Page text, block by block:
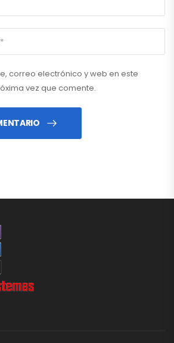
correo electrónico y web en este
vez que comente.